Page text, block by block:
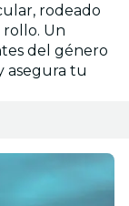
rodeado
rollo. Un
del género
asegura tu